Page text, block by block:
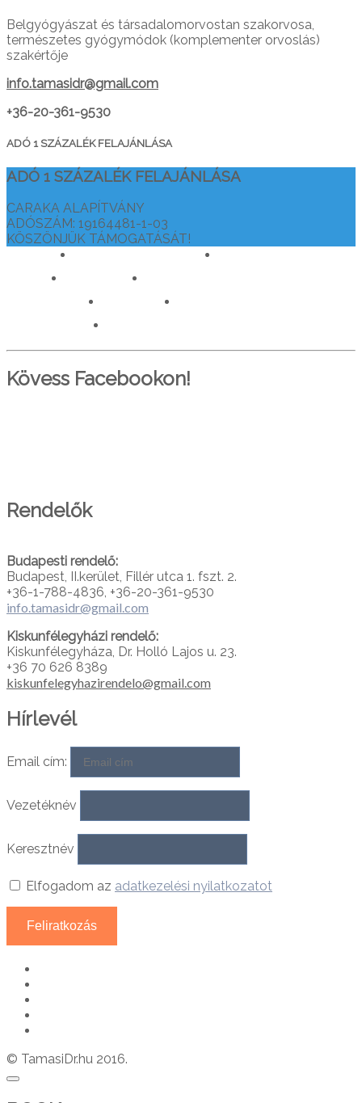
Belgyógyászat és társadalomorvostan szakorvosa,
természetes gyógymódok (komplementer orvoslás)
szakértője
info.tamasidr@gmail.com
+36-20-361-9530
ADÓ 1 SZÁZALÉK FELAJÁNLÁSA
ADÓ 1 SZÁZALÉK FELAJÁNLÁSA
CARAKA ALAPÍTVÁNY
ADÓSZÁM: 19164481-1-03
KÖSZÖNJÜK TÁMOGATÁSÁT!
drtamasiajurveda.hu
caraka.hu
c911.info
Kövess Facebookon!
Rendelők
Budapesti rendelő:
Budapest, II.kerület, Fillér utca 1. fszt. 2.
+36-1-788-4836, +36-20-361-9530
info.tamasidr@gmail.com
Kiskunfélegyházi rendelő:
Kiskunfélegyháza, Dr. Holló Lajos u. 23.
+36 70 626 8389
kiskunfelegyhazirendelo@gmail.com
Hírlevél
Email cím:
Vezetéknév
Keresztnév
Elfogadom az adatkezelési nyilatkozatot
© TamasiDr.hu 2016.